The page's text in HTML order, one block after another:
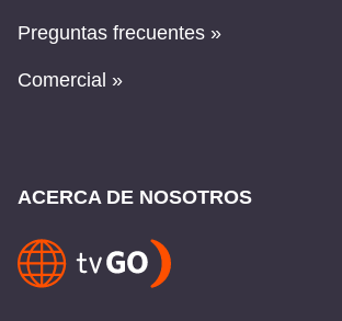
Preguntas frecuentes »
Comercial »
ACERCA DE NOSOTROS